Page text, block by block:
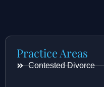
Practice Areas
Contested Divorce